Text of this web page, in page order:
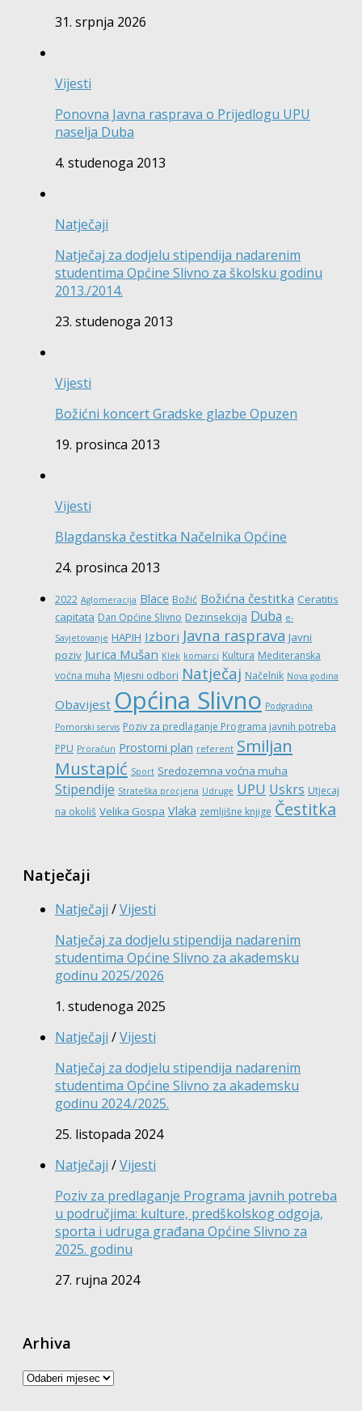
31. srpnja 2026
Vijesti
Ponovna Javna rasprava o Prijedlogu UPU
naselja Duba
4. studenoga 2013
Natječaji
Natječaj za dodjelu stipendija nadarenim
studentima Općine Slivno za školsku godinu
2013./2014.
23. studenoga 2013
Vijesti
Božićni koncert Gradske glazbe Opuzen
19. prosinca 2013
Vijesti
Blagdanska čestitka Načelnika Općine
24. prosinca 2013
2022 Aglomeracija Blace Božić Božićna čestitka Ceratitis
capitata Dan Općine Slivno Dezinsekcija Duba e-
Savjetovanje HAPIH Izbori Javna rasprava Javni
poziv Jurica Mušan Klek komarci Kultura Mediteranska
voćna muha Mjesni odbori Natječaj Načelnik Nova godina
Obavijest Općina Slivno Podgradina
Pomorski servis Poziv za predlaganje Programa javnih potreba
PPU Proračun Prostorni plan referent Smiljan
Mustapić Sport Sredozemna voćna muha
Stipendije Strateška procjena Udruge UPU Uskrs Utjecaj
na okoliš Velika Gospa Vlaka zemljišne knjige Čestitka
Natječaji
Natječaji /Vijesti
Natječaj za dodjelu stipendija nadarenim
studentima Općine Slivno za akademsku
godinu 2025/2026
1. studenoga 2025
Natječaji /Vijesti
Natječaj za dodjelu stipendija nadarenim
studentima Općine Slivno za akademsku
godinu 2024./2025.
25. listopada 2024
Natječaji /Vijesti
Poziv za predlaganje Programa javnih potreba
u područjima: kulture, predškolskog odgoja,
sporta i udruga građana Općine Slivno za
2025. godinu
27. rujna 2024
Arhiva
Arhiva